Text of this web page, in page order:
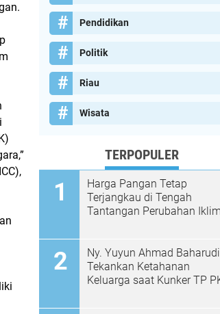
Pendidikan
Politik
Riau
Wisata
TERPOPULER
Harga Pangan Tetap
Terjangkau di Tengah
Tantangan Perubahan Iklim
Ny. Yuyun Ahmad
Tekankan Ketahanan
Keluarga saat Kunker TP